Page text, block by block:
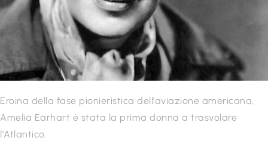
Eroina della fase pionieristica dell’aviazione americana,
Amelia Earhart è stata la prima donna a trasvolare
l’Atlantico.